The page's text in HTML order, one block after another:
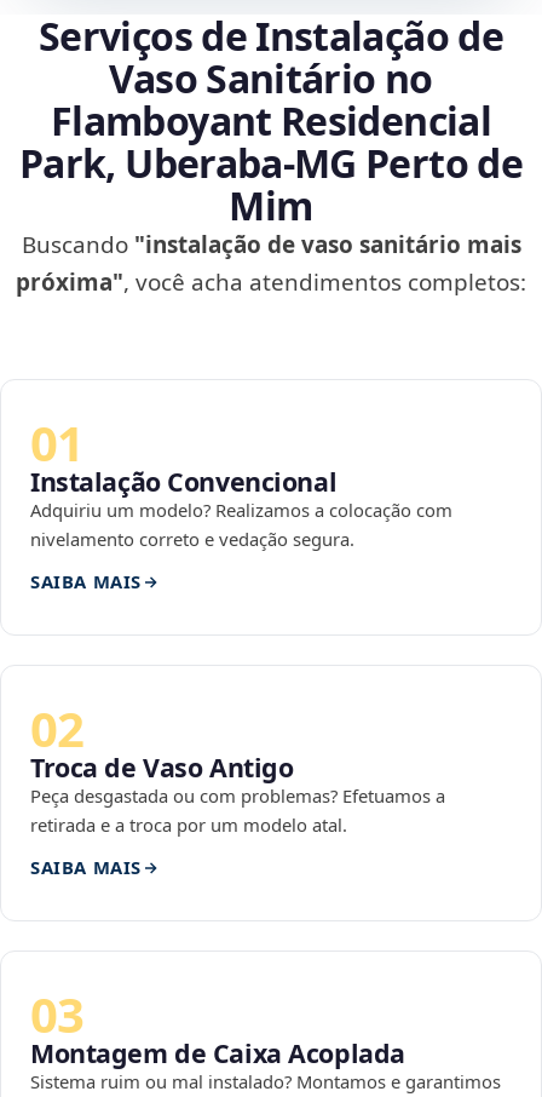
Serviços de Instalação de
Vaso Sanitário no
Flamboyant Residencial
Park, Uberaba‑MG Perto de
Mim
Buscando "instalação de vaso sanitário mais
próxima", você acha atendimentos completos:
01
Instalação Convencional
Adquiriu um modelo? Realizamos a colocação com
nivelamento correto e vedação segura.
SAIBA MAIS
02
Troca de Vaso Antigo
Peça desgastada ou com problemas? Efetuamos a
retirada e a troca por um modelo atal.
SAIBA MAIS
03
Montagem de Caixa Acoplada
Sistema ruim ou mal instalado? Montamos e garantimos